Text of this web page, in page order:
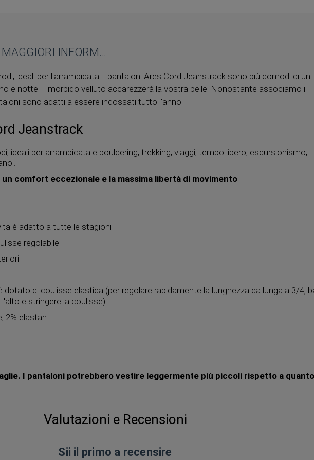
ideali per l'arrampicata. I pantaloni Ares Cord Jeanstrack sono più comodi di un
e notte. Il morbido velluto accarezzerà la vostra pelle. Nonostante associamo il
sono adatti a essere indossati tutto l'anno.
Jeanstrack
ideali per arrampicata e bouldering, trekking, viaggi, tempo libero, escursionismo,
comfort eccezionale e la massima libertà di movimento
è adatto a tutte le stagioni
regolabile
dotato di coulisse elastica (per regolare rapidamente la lunghezza da lunga a 3/4,
e stringere la coulisse)
2% elastan
I pantaloni potrebbero vestire leggermente più piccoli rispetto a
MAGGIORI INFORMAZIONI
Valutazioni e Recensioni
Sii il primo a recensire